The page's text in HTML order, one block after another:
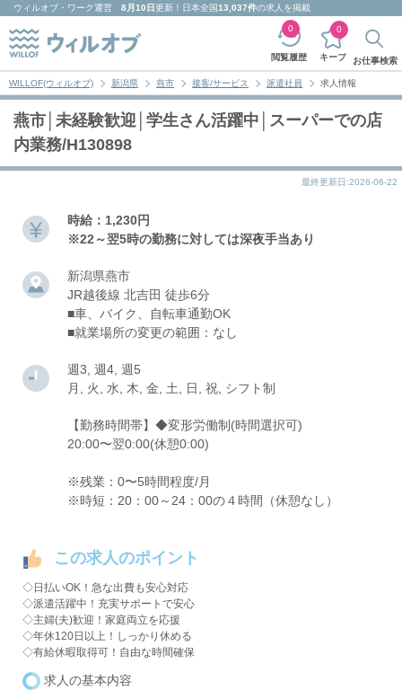
ウィルオブ・ワーク運営 8月10日更新！日本全国13,037件の求人を掲載
閲覧履歴
0
キープ
0
お仕事検索
WILLOF(ウィルオブ) 新潟県 燕市 接客/サービス 派遣社員 求人情報
燕市│未経験歓迎│学生さん活躍中│スーパーでの店
内業務/H130898
最終更新日:2026-06-22
時給：1,230円
※22～翌5時の勤務に対しては深夜手当あり
新潟県燕市
JR越後線 北吉田 徒歩6分
■車、バイク、自転車通勤OK
■就業場所の変更の範囲：なし
週3, 週4, 週5
月, 火, 水, 木, 金, 土, 日, 祝, シフト制
【勤務時間帯】◆変形労働制(時間選択可)
20:00〜翌0:00(休憩0:00)
※残業：0〜5時間程度/月
※時短：20：00～24：00の４時間（休憩なし）
この求人のポイント
◇日払いOK！急な出費も安心対応
◇派遣活躍中！充実サポートで安心
◇主婦(夫)歓迎！家庭両立を応援
◇年休120日以上！しっかり休める
◇有給休暇取得可！自由な時間確保
求人の基本内容